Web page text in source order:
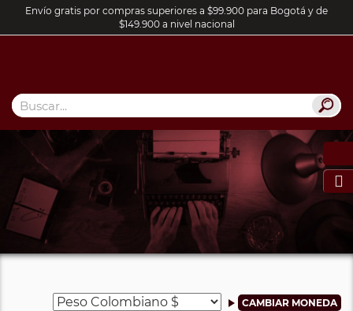
Envío gratis por compras superiores a $99.900 para Bogotá y de
$149.900 a nivel nacional
